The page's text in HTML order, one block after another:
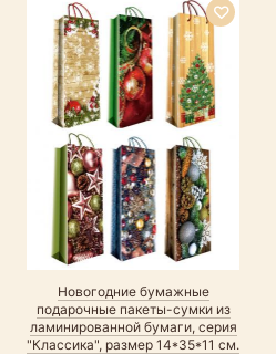
Новогодние бумажные
подарочные пакеты-сумки из
ламинированной бумаги, серия
"Классика", размер 14*35*11 см.